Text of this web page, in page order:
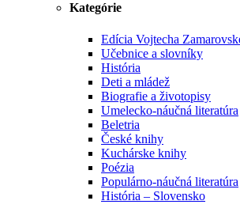
Kategórie
Edícia Vojtecha
Učebnice a slovníky
História
Deti a mládež
Biografie a životopisy
Umelecko-náučná literatúra
Beletria
České knihy
Kuchárske knihy
Poézia
Populárno-náučná literatúra
História – Slovensko